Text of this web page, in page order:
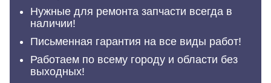
Нужные для ремонта запчасти всегда в
наличии!
Письменная гарантия на все виды работ!
Работаем по всему городу и области без
выходных!